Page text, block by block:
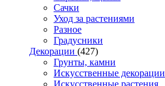
Сачки
Уход за растениями
Разное
Градусники
Декорации (427)
Грунты, камни
Искусственные декорации
Искусственные растения